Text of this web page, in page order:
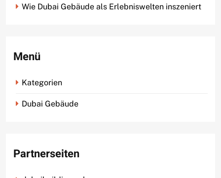
Wie Dubai Gebäude als Erlebniswelten inszeniert
Menü
Kategorien
Dubai Gebäude
Partnerseiten